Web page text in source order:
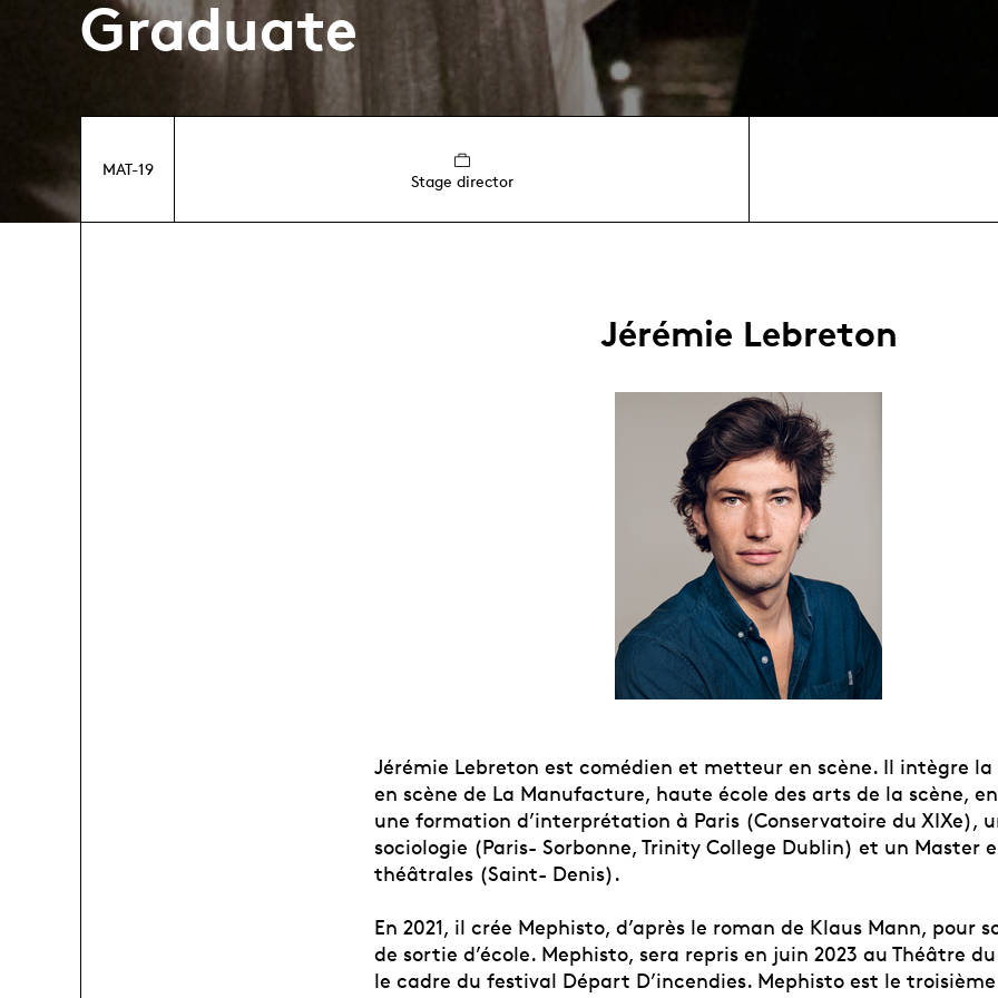
Graduate
MAT-19
Stage director
Jérémie Lebreton
Jérémie Lebreton est comédien et metteur en scène. Il intègre la
en scène de La Manufacture, haute école des arts de la scène, en
une formation d’interprétation à Paris (Conservatoire du XIXe),
sociologie (Paris- Sorbonne, Trinity College Dublin) et un Master
théâtrales (Saint- Denis).
En 2021, il crée Mephisto, d’après le roman de Klaus Mann, pour
de sortie d’école. Mephisto, sera repris en juin 2023 au Théâtre
le cadre du festival Départ D’incendies. Mephisto est le